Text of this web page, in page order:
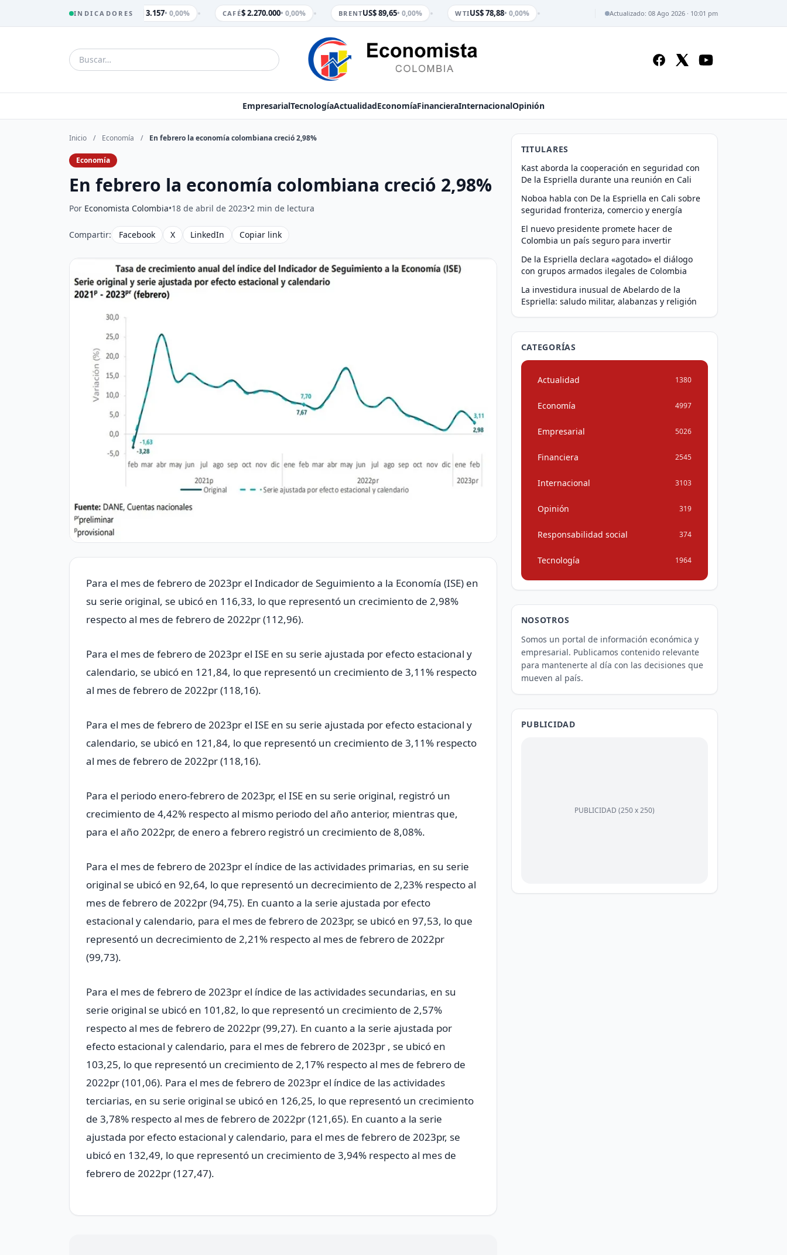
INDICADORES
TRM $ 3.157• 0,00% CAFÉ $ 2.270.000• 0,00% BRENTUS$ 89,65• 0,00% WTIUS$ 78,88• 0,00% Actualizado: 08 Ago 2026 · 10:01 pm
EmpresarialTecnologíaActualidadEconomíaFinancieraInternacionalOpinión
Inicio / Economía / En febrero la economía colombiana creció 2,98%
Economía
En febrero la economía colombiana creció 2,98%
Por Economista Colombia•18 de abril de 2023•2 min de lectura
Compartir: Facebook X LinkedIn Copiar link
Para el mes de febrero de 2023pr el Indicador de Seguimiento a la Economía (ISE) en
su serie original, se ubicó en 116,33, lo que representó un crecimiento de 2,98%
respecto al mes de febrero de 2022pr (112,96).
Para el mes de febrero de 2023pr el ISE en su serie ajustada por efecto estacional y
calendario, se ubicó en 121,84, lo que representó un crecimiento de 3,11% respecto
al mes de febrero de 2022pr (118,16).
Para el mes de febrero de 2023pr el ISE en su serie ajustada por efecto estacional y
calendario, se ubicó en 121,84, lo que representó un crecimiento de 3,11% respecto
al mes de febrero de 2022pr (118,16).
Para el periodo enero-febrero de 2023pr, el ISE en su serie original, registró un
crecimiento de 4,42% respecto al mismo periodo del año anterior, mientras que,
para el año 2022pr, de enero a febrero registró un crecimiento de 8,08%.
Para el mes de febrero de 2023pr el índice de las actividades primarias, en su serie
original se ubicó en 92,64, lo que representó un decrecimiento de 2,23% respecto al
mes de febrero de 2022pr (94,75). En cuanto a la serie ajustada por efecto
estacional y calendario, para el mes de febrero de 2023pr, se ubicó en 97,53, lo que
representó un decrecimiento de 2,21% respecto al mes de febrero de 2022pr
(99,73).
Para el mes de febrero de 2023pr el índice de las actividades secundarias, en su
serie original se ubicó en 101,82, lo que representó un crecimiento de 2,57%
respecto al mes de febrero de 2022pr (99,27). En cuanto a la serie ajustada por
efecto estacional y calendario, para el mes de febrero de 2023pr , se ubicó en
103,25, lo que representó un crecimiento de 2,17% respecto al mes de febrero de
2022pr (101,06). Para el mes de febrero de 2023pr el índice de las actividades
terciarias, en su serie original se ubicó en 126,25, lo que representó un crecimiento
de 3,78% respecto al mes de febrero de 2022pr (121,65). En cuanto a la serie
ajustada por efecto estacional y calendario, para el mes de febrero de 2023pr, se
ubicó en 132,49, lo que representó un crecimiento de 3,94% respecto al mes de
febrero de 2022pr (127,47).
TITULARES
Kast aborda la cooperación en seguridad con
De la Espriella durante una reunión en Cali
Noboa habla con De la Espriella en Cali sobre
seguridad fronteriza, comercio y energía
El nuevo presidente promete hacer de
Colombia un país seguro para invertir
De la Espriella declara «agotado» el diálogo
con grupos armados ilegales de Colombia
La investidura inusual de Abelardo de la
Espriella: saludo militar, alabanzas y religión
CATEGORÍAS
Actualidad 1380
Economía 4997
Empresarial 5026
Financiera 2545
Internacional 3103
Opinión 319
Responsabilidad social 374
Tecnología 1964
NOSOTROS
Somos un portal de información económica y
empresarial. Publicamos contenido relevante
para mantenerte al día con las decisiones que
mueven al país.
PUBLICIDAD
PUBLICIDAD (250 x 250)